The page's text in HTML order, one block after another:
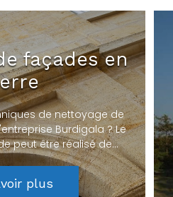
façades en
de nettoyage de
Burdigala ? Le
peut être réalisé de…
plus